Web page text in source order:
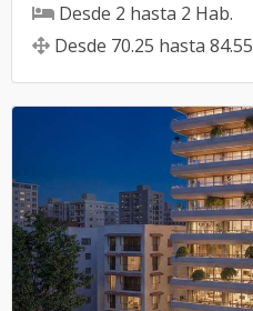
Desde 2 hasta 2 Hab.
Desde 70.25 hasta 84.55